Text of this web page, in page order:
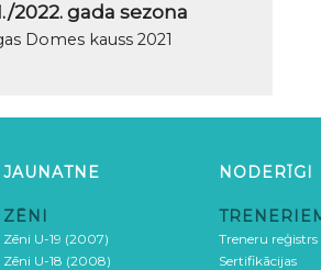
2022. gada sezona
Domes kauss 2021
JAUNATNE
ZĒNI
Zēni U-19 (2007)
Zēni U-18 (2008)
NODERĪGI
Treneru reģistrs
Sertifikācijas